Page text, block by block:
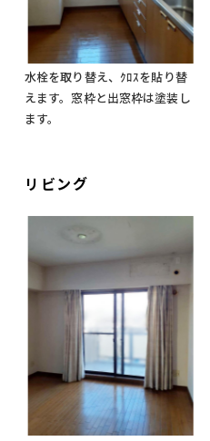
水栓を取り替え、ｸﾛｽを貼り替
えます。窓枠と出窓枠は塗装し
ます。
リビング